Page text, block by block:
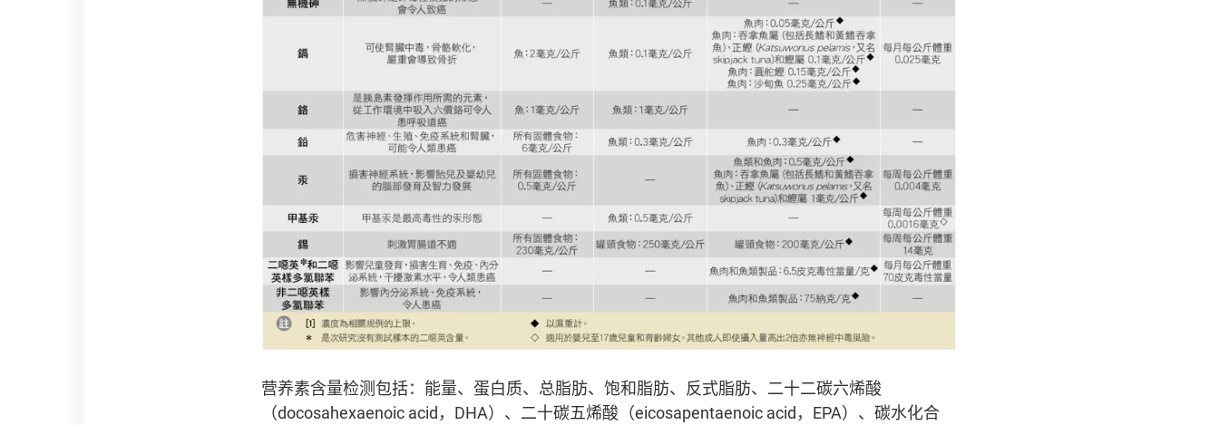
营养素含量检测包括：能量、蛋白质、总脂肪、饱和脂肪、反式脂肪、二十二碳六烯酸
（docosahexaenoic acid，DHA）、二十碳五烯酸（eicosapentaenoic acid，EPA）、碳水化合